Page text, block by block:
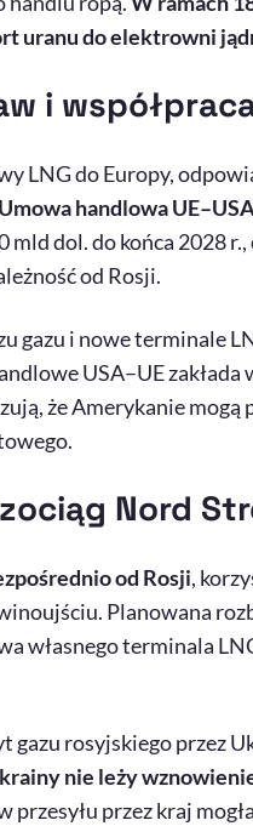
uranu do elektrowni
i
LNG do Europy,
Umowa handlowa
mld dol. do końca 2028 r.,
od Rosji.
gazu i nowe terminale
USA–UE
że Amerykanie
Nord
od Rosji,
Planowana
własnego terminala
gazu rosyjskiego przez
nie leży
przesyłu przez kraj